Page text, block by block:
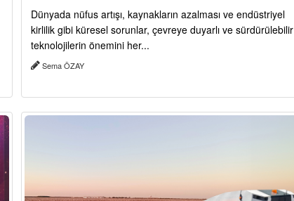
Dünyada nüfus artışı, kaynakların azalması ve endüstriyel
kirlilik gibi küresel sorunlar, çevreye duyarlı ve sürdürülebilir
teknolojilerin önemini her...
Sema ÖZAY